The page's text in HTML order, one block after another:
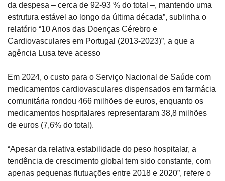
da despesa – cerca de 92-93 % do total –, mantendo uma
estrutura estável ao longo da última década”, sublinha o
relatório “10 Anos das Doenças Cérebro e
Cardiovasculares em Portugal (2013-2023)”, a que a
agência Lusa teve acesso
Em 2024, o custo para o Serviço Nacional de Saúde com
medicamentos cardiovasculares dispensados em farmácia
comunitária rondou 466 milhões de euros, enquanto os
medicamentos hospitalares representaram 38,8 milhões
de euros (7,6% do total).
“Apesar da relativa estabilidade do peso hospitalar, a
tendência de crescimento global tem sido constante, com
apenas pequenas flutuações entre 2018 e 2020”, refere o